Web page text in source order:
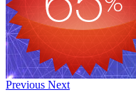
Previous Next